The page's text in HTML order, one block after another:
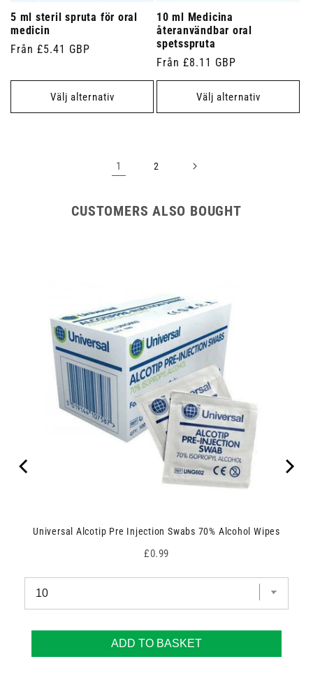
5 ml steril spruta för oral
medicin
Ordinarie
Från £5.41 GBP
Välj alternativ
10 ml Medicina
återanvändbar oral
spetsspruta
Ordinarie
pris
Från £8.11 GBP
Välj alternativ
1 2
CUSTOMERS ALSO BOUGHT
Universal Alcotip Pre Injection Swabs 70% Alcohol Wipes
Price
£0.99
ADD TO BASKET